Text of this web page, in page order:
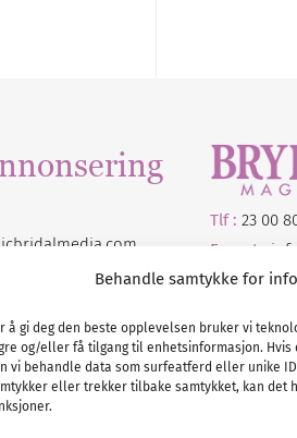
Behandle samtykke for
å gi deg den beste opplevelsen bruker vi
og/eller få tilgang til enhetsinformasjon.
vi behandle data som surfeatferd eller unike
eller trekker tilbake samtykket, kan det
.com
Tlf : 23 00
E-post :
VAT: